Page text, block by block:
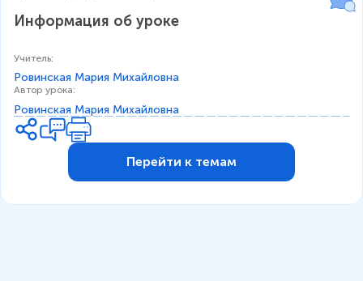
Информация об уроке
Учитель:
Ровинская Мария Михайловна
Автор урока:
Ровинская Мария Михайловна
Перейти к темам